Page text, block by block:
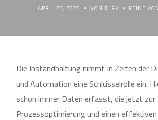
APRIL 23, 2025 VON DIRK KEINE
Die Instandhaltung nimmt in Zeiten der
und Automation eine Schlüsselrolle ein.
schon immer Daten erfasst, die jetzt zur
Prozessoptimierung und einen